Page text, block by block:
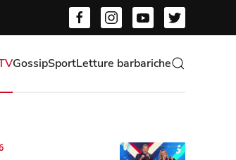
GossipSportLetture barbariche